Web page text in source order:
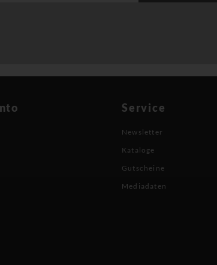
Service
Newsletter
Kataloge
Gutscheine
Mediadaten